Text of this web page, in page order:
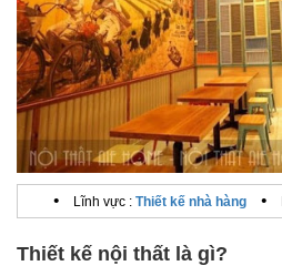
• Lĩnh vực : Thiết kế nhà hàng •
Thiết kế nội thất là gì?